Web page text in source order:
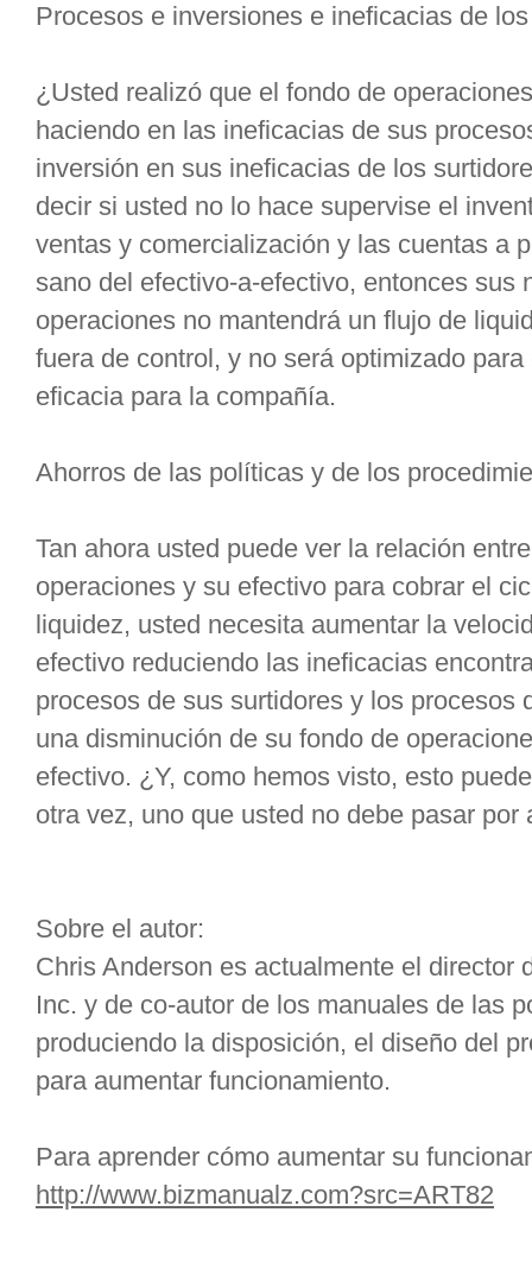
Procesos e inversiones e ineficacias de
¿Usted realizó que el fondo de
haciendo en las ineficacias de sus
inversión en sus ineficacias de los
decir si usted no lo hace supervise el
ventas y comercialización y las cuentas a
sano del efectivo-a-efectivo, entonces sus
operaciones no mantendrá un flujo de
fuera de control, y no será optimizado
eficacia para la compañía.
Ahorros de las políticas y de los
Tan ahora usted puede ver la relación
operaciones y su efectivo para cobrar el
liquidez, usted necesita aumentar la
efectivo reduciendo las ineficacias
procesos de sus surtidores y los procesos
una disminución de su fondo de
efectivo. ¿Y, como hemos visto, esto
otra vez, uno que usted no debe pasar por
Sobre el autor:
Chris Anderson es actualmente el director
Inc. y de co-autor de los manuales de las
produciendo la disposición, el diseño del
para aumentar funcionamiento.
Para aprender cómo aumentar su
http://www.bizmanualz.com?src=ART82